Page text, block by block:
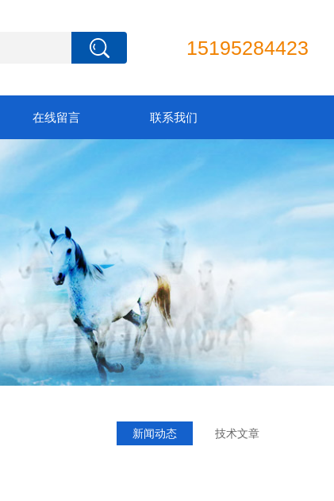
15195284423
在线留言 联系我们
新闻动态 技术文章